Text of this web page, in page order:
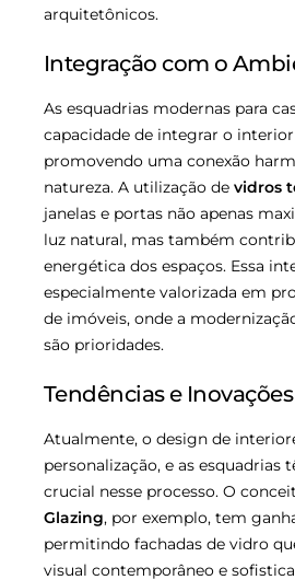
arquitetônicos.
Integração com o
As esquadrias modernas para
capacidade de integrar o
promovendo uma conexão
natureza. A utilização de vidros
janelas e portas não apenas
luz natural, mas também
energética dos espaços. Essa
especialmente valorizada em
de imóveis, onde a
são prioridades.
Tendências e Inovações
Atualmente, o design de
personalização, e as esquadrias
crucial nesse processo. O
Glazing, por exemplo, tem
permitindo fachadas de vidro
visual contemporâneo e